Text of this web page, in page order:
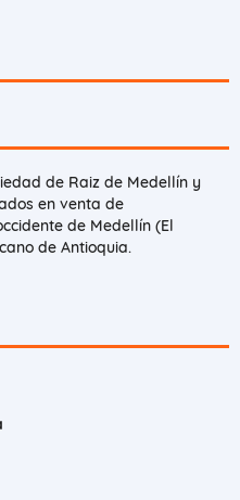
de Raiz de Medellín y
en venta de
de Medellín (El
de Antioquia.